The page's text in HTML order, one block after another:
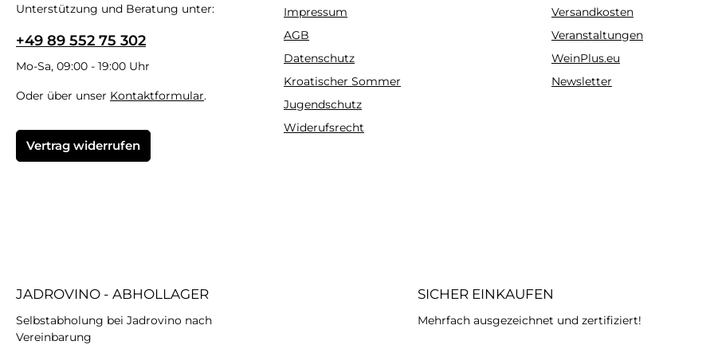
Unterstützung und Beratung unter:
+49 89 552 75 302
Mo-Sa, 09:00 - 19:00 Uhr
Oder über unser Kontaktformular.
Vertrag widerrufen
Impressum
AGB
Datenschutz
Kroatischer Sommer
Jugendschutz
Widerufsrecht
Versandkosten
Veranstaltungen
WeinPlus.eu
Newsletter
JADROVINO - ABHOLLAGER
Selbstabholung bei Jadrovino nach
Vereinbarung
SICHER EINKAUFEN
Mehrfach ausgezeichnet und zertifiziert!